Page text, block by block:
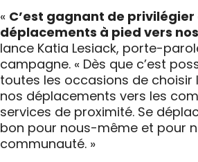
« C’est gagnant de privilégier
déplacements à pied vers
lance Katia Lesiack, porte-
campagne. « Dès que c’est
toutes les occasions de choisir
nos déplacements vers les
services de proximité. Se
bon pour nous-même et pour
communauté. »